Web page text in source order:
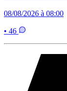
08/08/2026 à 08:00
• 46